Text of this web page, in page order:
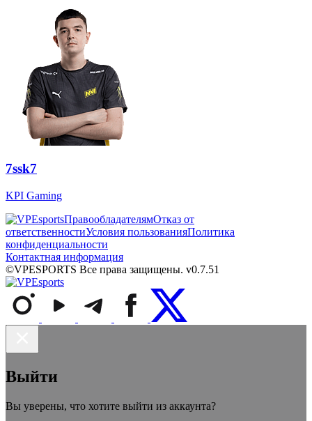
7ssk7
KPI Gaming
ПравообладателямОтказ от
ответственностиУсловия пользованияПолитика
конфиденциальности
Контактная информация
©VPESPORTS Все права защищены. v0.7.51
Выйти
Вы уверены, что хотите выйти из аккаунта?